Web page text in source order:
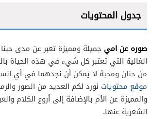
جدول المحتويات
صوره عن امي جميلة ومميزة تعبر عن مدى حبنا
الغالية التي تعتبر كل شيء في هذه الحياة
من حنان ومحبة لا يمكن أن نجدهما في أي
موقع محتويات نورد لكم العديد من الصور
والمميزة عن الأم بالإضافة إلى أروع الكلام
الشعرية عنها.